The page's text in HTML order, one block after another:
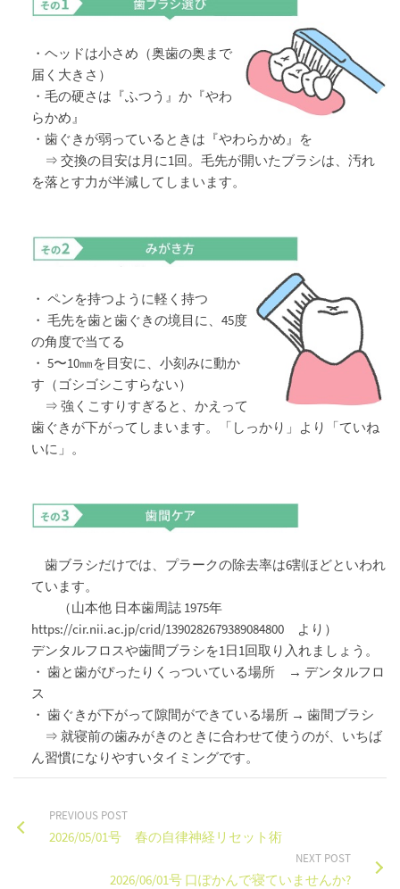
・ヘッドは小さめ（奥歯の奥まで
届く大きさ）
・毛の硬さは『ふつう』か『やわ
らかめ』
・歯ぐきが弱っているときは『やわらかめ』を
⇒ 交換の目安は月に1回。毛先が開いたブラシは、汚れ
を落とす力が半減してしまいます。
・ ペンを持つように軽く持つ
・ 毛先を歯と歯ぐきの境目に、45度
の角度で当てる
・ 5〜10㎜を目安に、小刻みに動か
す（ゴシゴシこすらない）
⇒ 強くこすりすぎると、かえって
歯ぐきが下がってしまいます。「しっかり」より「ていね
いに」。
歯ブラシだけでは、プラークの除去率は6割ほどといわれ
ています。
（山本他 日本歯周誌 1975年
https://cir.nii.ac.jp/crid/1390282679389084800 より）
デンタルフロスや歯間ブラシを1日1回取り入れましょう。
・ 歯と歯がぴったりくっついている場所 → デンタルフロ
ス
・ 歯ぐきが下がって隙間ができている場所 → 歯間ブラシ
⇒ 就寝前の歯みがきのときに合わせて使うのが、いちば
ん習慣になりやすいタイミングです。
PREVIOUS POST
2026/05/01号 春の自律神経リセット術
NEXT POST
2026/06/01号 口ぽかんで寝ていませんか?